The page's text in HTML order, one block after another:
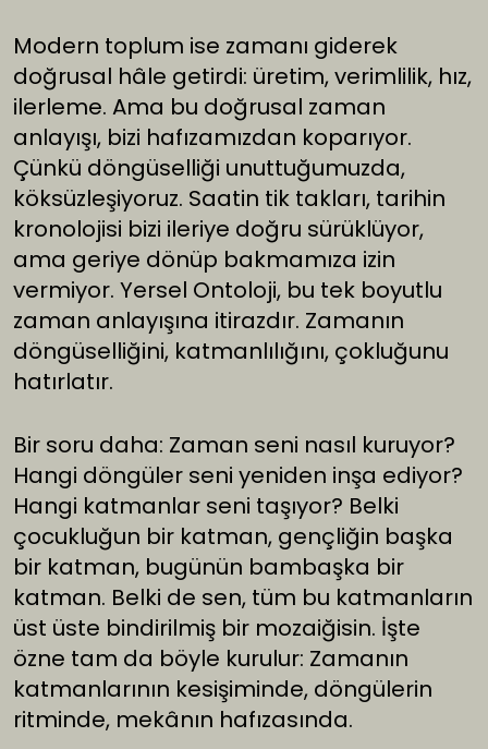
Modern toplum ise zamanı giderek
doğrusal hâle getirdi: üretim, verimlilik, hız,
ilerleme. Ama bu doğrusal zaman
anlayışı, bizi hafızamızdan koparıyor.
Çünkü döngüselliği unuttuğumuzda,
köksüzleşiyoruz. Saatin tik takları, tarihin
kronolojisi bizi ileriye doğru sürüklüyor,
ama geriye dönüp bakmamıza izin
vermiyor. Yersel Ontoloji, bu tek boyutlu
zaman anlayışına itirazdır. Zamanın
döngüselliğini, katmanlılığını, çokluğunu
hatırlatır.
Bir soru daha: Zaman seni nasıl kuruyor?
Hangi döngüler seni yeniden inşa ediyor?
Hangi katmanlar seni taşıyor? Belki
çocukluğun bir katman, gençliğin başka
bir katman, bugünün bambaşka bir
katman. Belki de sen, tüm bu katmanların
üst üste bindirilmiş bir mozaiğisin. İşte
özne tam da böyle kurulur: Zamanın
katmanlarının kesişiminde, döngülerin
ritminde, mekânın hafızasında.